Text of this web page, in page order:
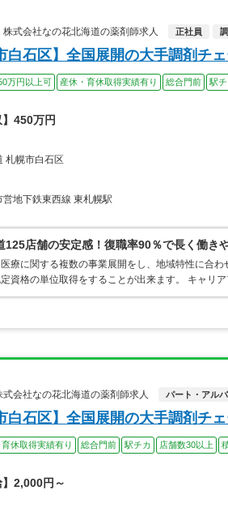
式会社なの花北海道の薬剤師求人
正社員
白石区】全国展開の大手調剤チ
万円以上可 産休・育休取得実績有り 総合門前 駅チ
】450万円
札幌市白石区
営地下鉄東西線 東札幌駅
125店舗の安定感！復職率90％で長く働き
療に関する複数の事業展開をし、地域特性に合
資格の単位取得をすることが出来ます。 キャリ
会社なの花北海道の薬剤師求人
パート・アル
白石区】全国展開の大手調剤チ
休取得実績有り 総合門前 駅チカ 店舗数30以上
】2,000円～